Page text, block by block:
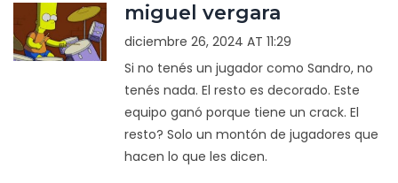
miguel vergara
diciembre 26, 2024 AT 11:29
Si no tenés un jugador como Sandro, no
tenés nada. El resto es decorado. Este
equipo ganó porque tiene un crack. El
resto? Solo un montón de jugadores que
hacen lo que les dicen.